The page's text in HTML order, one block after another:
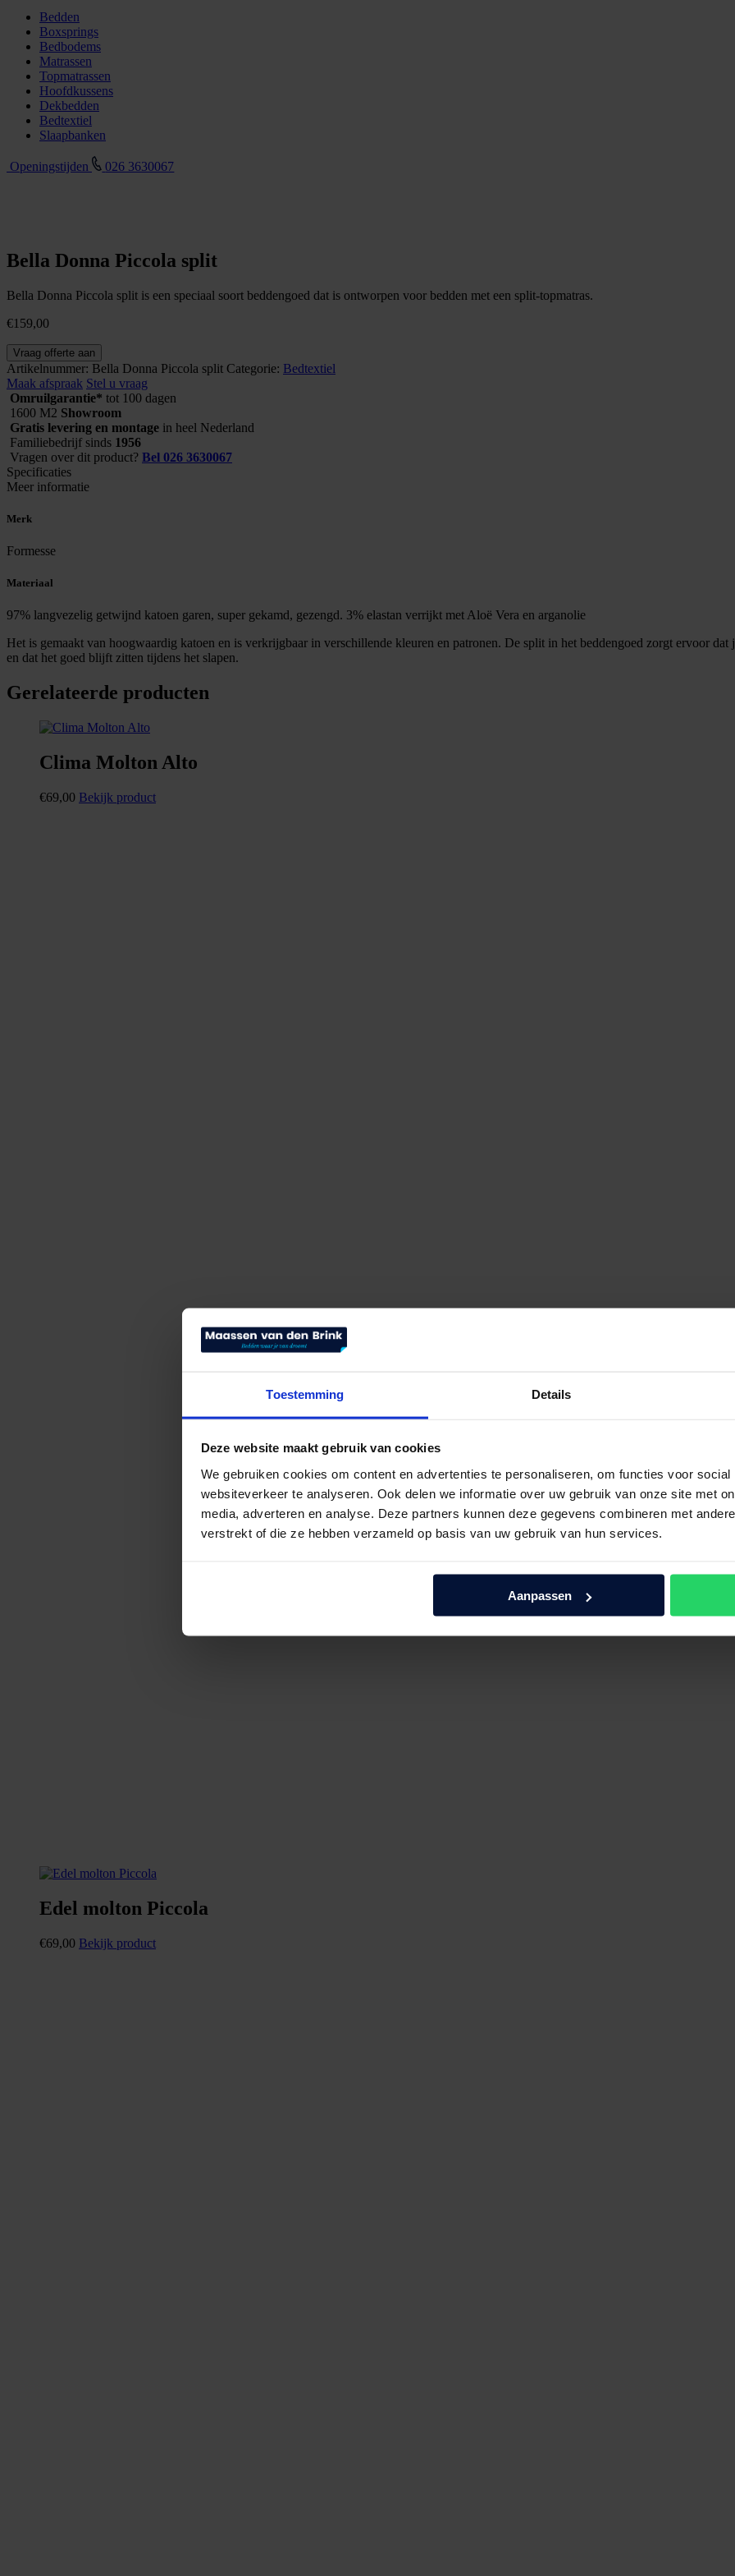
Toestemming Details
Deze website maakt gebruik van cookies
We gebruiken cookies om content en advertenties te personaliseren, om functies voor
websiteverkeer te analyseren. Ook delen we informatie over uw gebruik van onze site met
media, adverteren en analyse. Deze partners kunnen deze gegevens combineren met
verstrekt of die ze hebben verzameld op basis van uw gebruik van hun services.
Aanpassen
Bedden
Boxsprings
Bedbodems
Matrassen
Topmatrassen
Hoofdkussens
Dekbedden
Bedtextiel
Slaapbanken
Openingstijden 026 3630067
Bella Donna Piccola split
Bella Donna Piccola split is een speciaal soort beddengoed dat is ontworpen voor bedden met een split-topmatras.
€159,00
Bella
Donna
Piccola
split
aantal
Vraag offerte aan
Artikelnummer: Bella Donna Piccola split Categorie: Bedtextiel
Maak afspraak Stel u vraag
Omruilgarantie* tot 100 dagen
1600 M2 Showroom
Gratis levering en montage in heel Nederland
Familiebedrijf sinds 1956
Vragen over dit product? Bel 026 3630067
Specificaties
Meer informatie
Merk
Formesse
Materiaal
97% langvezelig getwijnd katoen garen, super gekamd, gezengd. 3% elastan verrijkt met Aloë Vera en arganolie
Het is gemaakt van hoogwaardig katoen en is verkrijgbaar in verschillende kleuren en patronen. De split in het beddengoed zorgt ervoor
en dat het goed blijft zitten tijdens het slapen.
Gerelateerde producten
Clima Molton Alto
€69,00 Bekijk product
Edel molton Piccola
€69,00 Bekijk product